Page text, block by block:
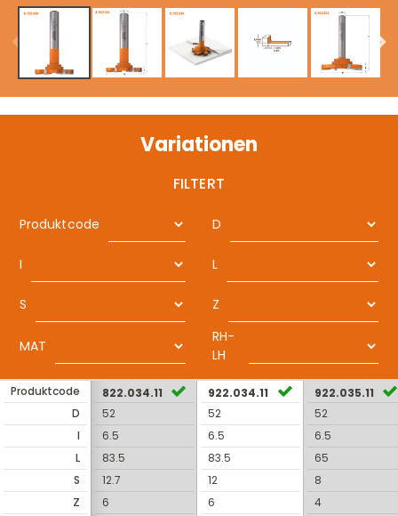
Variationen
FILTERT
Produktcode D
I L
S Z
MAT
RH-
LH
Produktcode
D
I
L
S
Z
822.034.11
52
6.5
83.5
12.7
6
922.034.11
52
6.5
83.5
12
6
922.035.11
52
6.5
65
8
4